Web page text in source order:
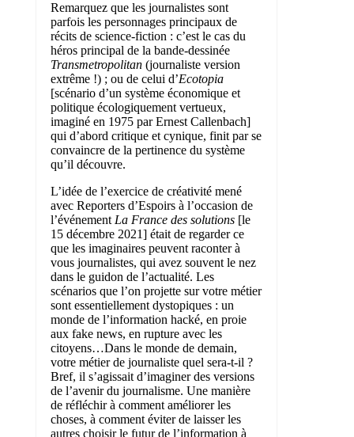
Remarquez que les journalistes sont
parfois les personnages principaux de
récits de science-fiction : c’est le cas du
héros principal de la bande-dessinée
Transmetropolitan (journaliste version
extrême !) ; ou de celui d’Ecotopia
[scénario d’un système économique et
politique écologiquement vertueux,
imaginé en 1975 par Ernest Callenbach]
qui d’abord critique et cynique, finit par se
convaincre de la pertinence du système
qu’il découvre.
L’idée de l’exercice de créativité mené
avec Reporters d’Espoirs à l’occasion de
l’événementLa France des solutions [le
15 décembre 2021] était de regarder ce
que les imaginaires peuvent raconter à
vous journalistes, qui avez souvent le nez
dans le guidon de l’actualité. Les
scénarios que l’on projette sur votre métier
sont essentiellement dystopiques : un
monde de l’information hacké, en proie
aux fake news, en rupture avec les
citoyens…Dans le monde de demain,
votre métier de journaliste quel sera-t-il ?
Bref, il s’agissait d’imaginer des versions
de l’avenir du journalisme. Une manière
de réfléchir à comment améliorer les
choses, à comment éviter de laisser les
autres choisir le futur de l’information à